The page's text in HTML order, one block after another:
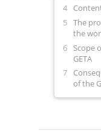
The
the
Scope
GETA
of the